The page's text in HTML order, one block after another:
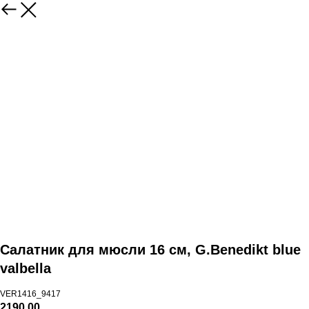
Салатник для мюсли 16 см, G.Benedikt blue
valbella
VER1416_9417